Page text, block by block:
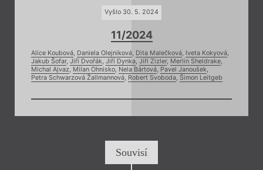
Vyšlo 30. 5. 2024
11/2024
Alice Koubová, Daniela Olejniková, Dita Malečková, Iveta Kokyová,
Jakub Šofar, Jiří Dvořák, Jiří Dynka, Jiří Zizler, Merlin Sheldrake,
Michal Ajvaz, Milan Ohnisko, Nela Bártová, Pavel Janoušek,
Petra Schwarzová Žallmannová, Robert Svoboda, Šimon Leitgeb
Souvisí